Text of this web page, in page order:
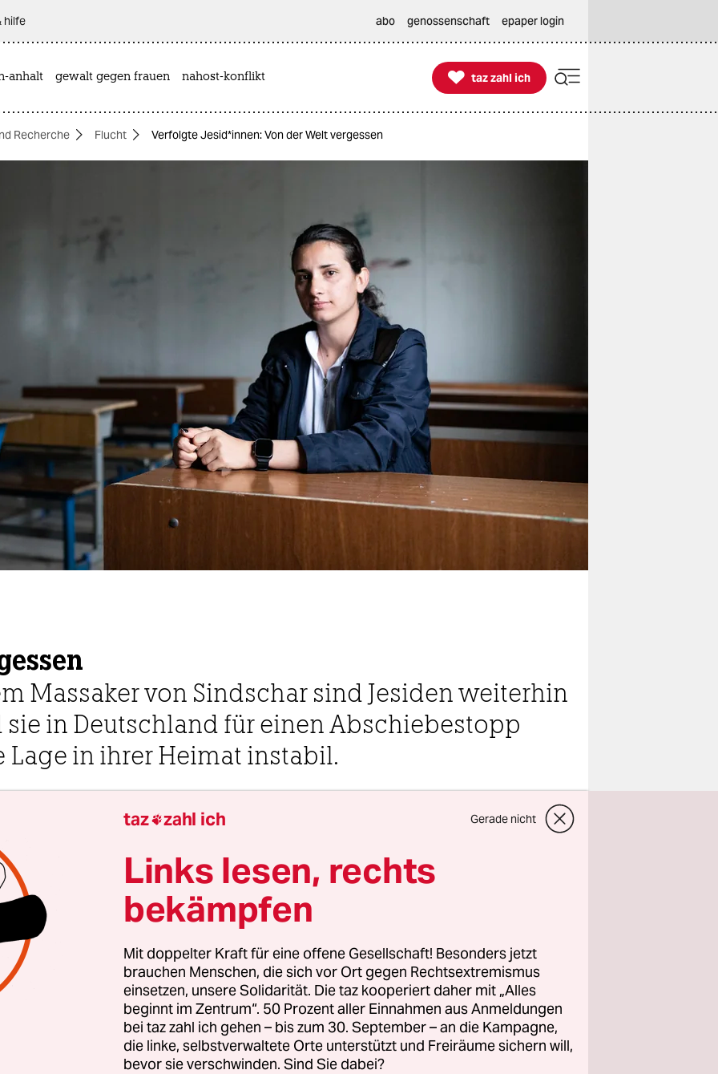
hilfe abo genossenschaft epaper login
anhalt gewalt gegen frauen nahost-konflikt 
taz zahl ich
taz zahl ich
Recherche Flucht Verfolgte Je­si­d*in­nen: Von der Welt vergessen
Massaker von Sindschar sind Jesiden weiterhin
sie in Deutschland für einen Abschiebestopp
in ihrer Heimat instabil.
Kurdistan und PotsdamJohanna Sagmeister
Maria Caroline
Smoqi ist aufgeregt. Der 21-Jährige nimmt an diesem
Junitag in Potsdam zum ersten Mal an einer
teil, er will sogar eine Rede halten. Hinter dem
hängen zwei Banner mit den Forderungen „Eziden
„Abschiebestopp jetzt“. Gegenüber tagen die
die an diesem Vormittag auch über Migration sprechen
Podest aus kann Shahab Smoqi den Eingang sehen.
taz zahl ich Gerade nicht
Links lesen, rechts
bekämpfen
Mit doppelter Kraft für eine offene Gesellschaft! Besonders jetzt
brauchen Menschen, die sich vor Ort gegen Rechtsextremismus
einsetzen, unsere Solidarität. Die taz kooperiert daher mit „Alles
beginnt im Zentrum“. 50 Prozent aller Einnahmen aus Anmeldungen
bei taz zahl ich gehen – bis zum 30. September – an die Kampagne,
die linke, selbstverwaltete Orte unterstützt und Freiräume sichern will,
bevor sie verschwinden. Sind Sie dabei?